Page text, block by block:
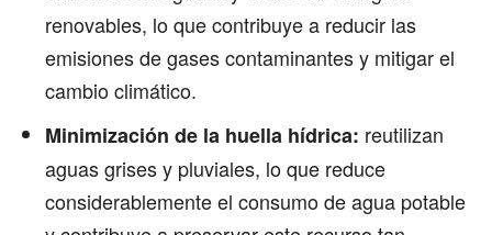
renovables, lo que contribuye a reducir las
emisiones de gases contaminantes y mitigar el
cambio climático.
Minimización de la huella hídrica: reutilizan
aguas grises y pluviales, lo que reduce
considerablemente el consumo de agua potable